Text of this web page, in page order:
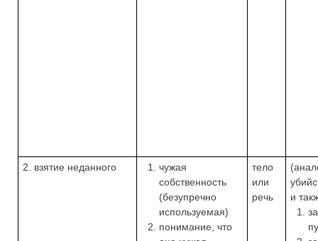
2. взятие неданного
чужая
собственность
(безупречно
используемая)
понимание, что
тело
или
речь
и